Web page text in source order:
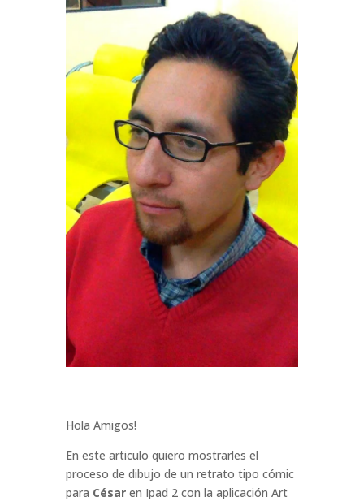
Hola Amigos!
En este articulo quiero mostrarles el
proceso de dibujo de un retrato tipo cómic
para Césaren Ipad 2 con la aplicación Art